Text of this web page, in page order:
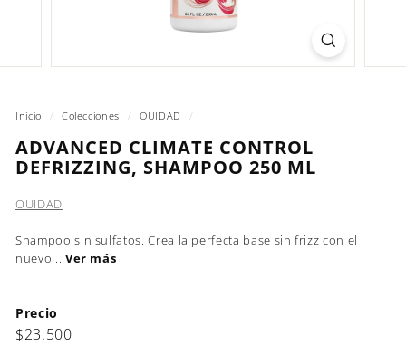
Inicio / Colecciones / OUIDAD /
ADVANCED CLIMATE CONTROL
DEFRIZZING, SHAMPOO 250 ML
OUIDAD
Shampoo sin sulfatos. Crea la perfecta base sin frizz con el
nuevo... Ver más
Precio
Precio
$23.500$23.500